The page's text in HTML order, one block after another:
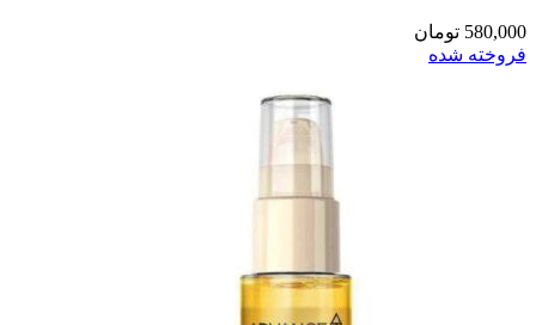
580,000 تومان
فروخته شده